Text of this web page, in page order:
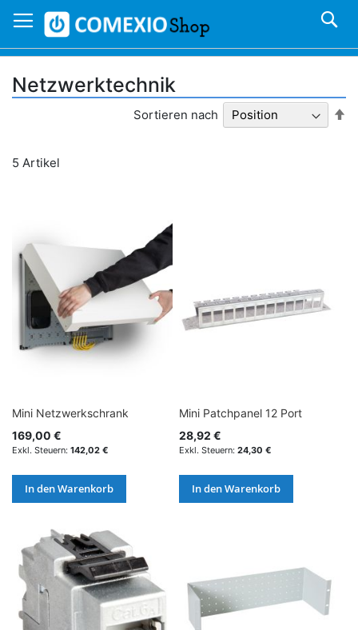
Inhalt
Warenkorb
Netzwerktechnik
5 Artikel
Sortieren nach
Mini Netzwerkschrank
169,00 €
142,02 €
In den Warenkorb
Mini Patchpanel 12 Port
28,92 €
24,30 €
In den Warenkorb